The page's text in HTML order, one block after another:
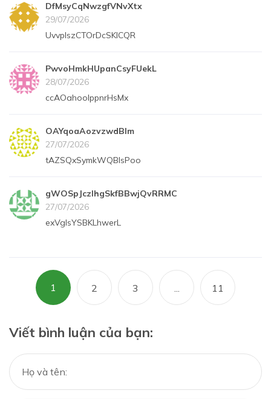
DfMsyCqNwzgfVNvXtx
29/07/2026
UvvplszCTOrDcSKlCQR
PwvoHmkHUpanCsyFUekL
28/07/2026
ccAOahooIppnrHsMx
OAYqoaAozvzwdBlm
27/07/2026
tAZSQxSymkWQBIsPoo
gWOSpJczlhgSkfBBwjQvRRMC
27/07/2026
exVgIsYSBKLhwerL
1 2 3 ... 11
Viết bình luận của bạn: